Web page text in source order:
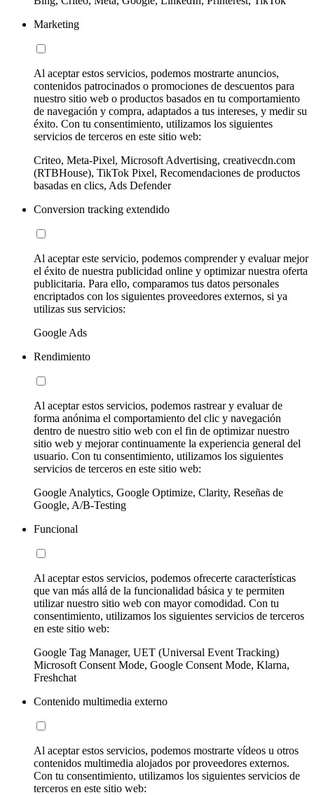
Marketing
Al aceptar estos servicios, podemos mostrarte anuncios,
contenidos patrocinados o promociones de descuentos para
nuestro sitio web o productos basados en tu comportamiento
de navegación y compra, adaptados a tus intereses, y medir su
éxito. Con tu consentimiento, utilizamos los siguientes
servicios de terceros en este sitio web:
Criteo, Meta-Pixel, Microsoft Advertising, creativecdn.com
(RTBHouse), TikTok Pixel, Recomendaciones de productos
basadas en clics, Ads Defender
Conversion tracking extendido
Al aceptar este servicio, podemos comprender y evaluar mejor
el éxito de nuestra publicidad online y optimizar nuestra oferta
publicitaria. Para ello, comparamos tus datos personales
encriptados con los siguientes proveedores externos, si ya
utilizas sus servicios:
Google Ads
Rendimiento
Al aceptar estos servicios, podemos rastrear y evaluar de
forma anónima el comportamiento del clic y navegación
dentro de nuestro sitio web con el fin de optimizar nuestro
sitio web y mejorar continuamente la experiencia general del
usuario. Con tu consentimiento, utilizamos los siguientes
servicios de terceros en este sitio web:
Google Analytics, Google Optimize, Clarity, Reseñas de
Google, A/B-Testing
Funcional
Al aceptar estos servicios, podemos ofrecerte características
que van más allá de la funcionalidad básica y te permiten
utilizar nuestro sitio web con mayor comodidad. Con tu
consentimiento, utilizamos los siguientes servicios de terceros
en este sitio web:
Google Tag Manager, UET (Universal Event Tracking)
Microsoft Consent Mode, Google Consent Mode, Klarna,
Freshchat
Contenido multimedia externo
Al aceptar estos servicios, podemos mostrarte vídeos u otros
contenidos multimedia alojados por proveedores externos.
Con tu consentimiento, utilizamos los siguientes servicios de
terceros en este sitio web: